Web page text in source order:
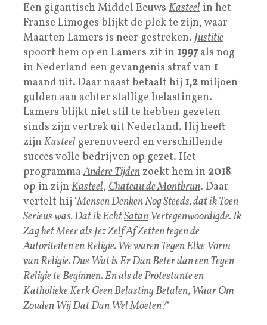
Een gigantisch Middel Eeuws Kasteel in het
Franse Limoges blijkt de plek te zijn, waar
Maarten Lamers is neer gestreken. Justitie
spoort hem op en Lamers zit in 1997als nog
in Nederland een gevangenis straf van 1
maand uit. Daar naast betaalt hij 1,2miljoen
gulden aan achter stallige belastingen.
Lamers blijkt niet stil te hebben gezeten
sinds zijn vertrek uit Nederland. Hij heeft
zijn Kasteel gerenoveerd en verschillende
succes volle bedrijven op gezet. Het
programmaAndere Tijdenzoekt hem in 2018
op in zijn Kasteel, Chateau de Montbrun. Daar
vertelt hij ‘Mensen Denken Nog Steeds, dat ik Toen
Serieus was. Dat ik EchtSatan Vertegenwoordigde. Ik
Zag het Meer als Jez Zelf Af Zetten tegen de
Autoriteiten en Religie. We waren Tegen Elke Vorm
van Religie. Dus Wat is Er Dan Beter dan eenTegen
Religiete Beginnen. En als deProtestanteen
Katholieke KerkGeen Belasting Betalen, Waar Om
Zouden Wij Dat Dan Wel Moeten?‘